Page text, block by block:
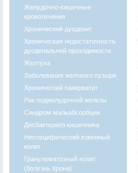
Желудочно-кишечные
кровотечения
Хронический дуоденит
Хроническая недостаточность
дуоденальной проходимости
Желтуха
Заболевания желчного пузыря
Хронический панкреатит
Рак поджелудочной железы
Синдром мальабсорбции
Дисбактериоз кишечника
Неспецифический язвенный
колит
Гранулематозный колит
(болезнь Крона)